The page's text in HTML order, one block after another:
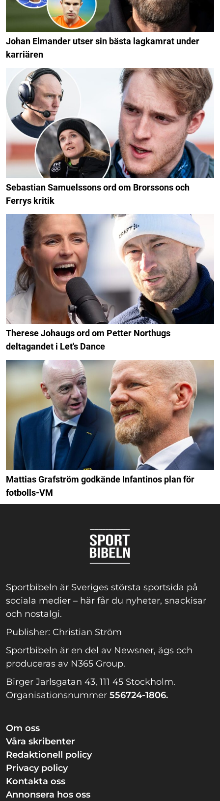
Johan Elmander utser sin bästa lagkamrat under
karriären
Sebastian Samuelssons ord om Brorssons och
Ferrys kritik
Therese Johaugs ord om Petter Northugs
deltagandet i Let's Dance
Mattias Grafström godkände Infantinos plan för
fotbolls-VM
Sportbibeln är Sveriges största sportsida på
sociala medier – här får du nyheter, snackisar
och nostalgi.
Publisher: Christian Ström
Sportbibeln är en del av Newsner, ägs och
produceras av N365 Group.
Birger Jarlsgatan 43, 111 45 Stockholm.
Organisationsnummer 556724-1806.
Om oss
Våra skribenter
Redaktionell policy
Privacy policy
Kontakta oss
Annonsera hos oss